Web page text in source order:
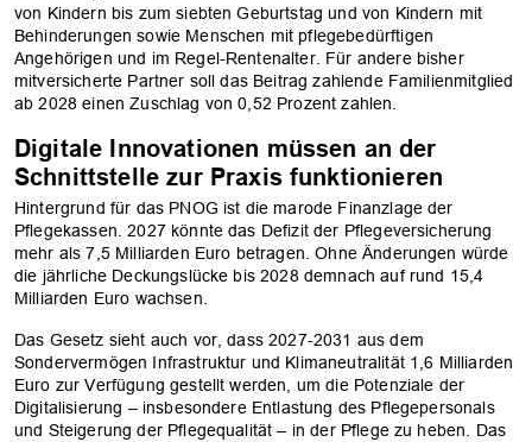
von Kindern bis zum siebten Geburtstag und von Kindern mit
Behinderungen sowie Menschen mit pflegebedürftigen
Angehörigen und im Regel-Rentenalter. Für andere bisher
mitversicherte Partner soll das Beitrag zahlende Familienmitglied
ab 2028 einen Zuschlag von 0,52 Prozent zahlen.
Digitale Innovationen müssen an der
Schnittstelle zur Praxis funktionieren
Hintergrund für das PNOG ist die marode Finanzlage der
Pflegekassen. 2027 könnte das Defizit der Pflegeversicherung
mehr als 7,5 Milliarden Euro betragen. Ohne Änderungen würde
die jährliche Deckungslücke bis 2028 demnach auf rund 15,4
Milliarden Euro wachsen.
Das Gesetz sieht auch vor, dass 2027-2031 aus dem
Sondervermögen Infrastruktur und Klimaneutralität 1,6 Milliarden
Euro zur Verfügung gestellt werden, um die Potenziale der
Digitalisierung – insbesondere Entlastung des Pflegepersonals
und Steigerung der Pflegequalität – in der Pflege zu heben. Das